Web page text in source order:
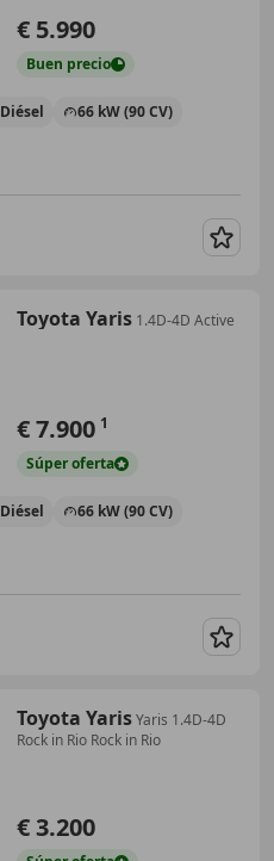
€ 5.990
Buen precio
Diésel 66 kW (90 CV)
Toyota Yaris 1.4D-4D Active
€ 7.900 1
Súperoferta
Diésel 66 kW (90 CV)
Toyota YarisYaris 1.4D-4D
Rock in Rio Rock in Rio
€ 3.200